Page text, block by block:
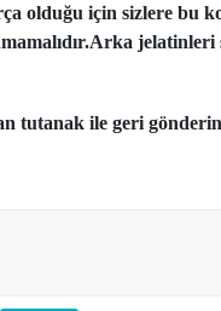
olduğu için sizlere bu
tutanak ile geri